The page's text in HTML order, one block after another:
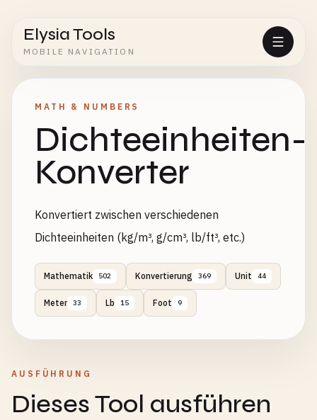
Elysia Tools
MOBILE NAVIGATION
MATH & NUMBERS
Dichteeinheiten-
Konverter
Konvertiert zwischen verschiedenen
Dichteeinheiten (kg/m³, g/cm³, lb/ft³, etc.)
Mathematik 502 Konvertierung 369 Unit 44
Meter 33 Lb 15 Foot 9
AUSFÜHRUNG
Dieses Tool ausführen